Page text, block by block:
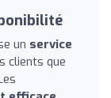
un service
clients que